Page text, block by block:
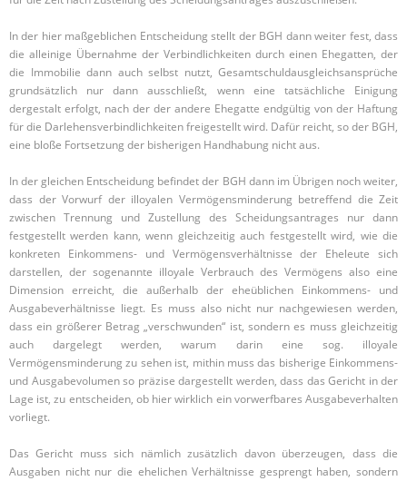
In der hier maßgeblichen Entscheidung stellt der BGH dann weiter fest, dass
die alleinige Übernahme der Verbindlichkeiten durch einen Ehegatten, der
die Immobilie dann auch selbst nutzt, Gesamtschuldausgleichsansprüche
grundsätzlich nur dann ausschließt, wenn eine tatsächliche Einigung
dergestalt erfolgt, nach der der andere Ehegatte endgültig von der Haftung
für die Darlehensverbindlichkeiten freigestellt wird. Dafür reicht, so der BGH,
eine bloße Fortsetzung der bisherigen Handhabung nicht aus.
In der gleichen Entscheidung befindet der BGH dann im Übrigen noch weiter,
dass der Vorwurf der illoyalen Vermögensminderung betreffend die Zeit
zwischen Trennung und Zustellung des Scheidungsantrages nur dann
festgestellt werden kann, wenn gleichzeitig auch festgestellt wird, wie die
konkreten Einkommens- und Vermögensverhältnisse der Eheleute sich
darstellen, der sogenannte illoyale Verbrauch des Vermögens also eine
Dimension erreicht, die außerhalb der eheüblichen Einkommens- und
Ausgabeverhältnisse liegt. Es muss also nicht nur nachgewiesen werden,
dass ein größerer Betrag „verschwunden“ ist, sondern es muss gleichzeitig
auch dargelegt werden, warum darin eine sog. illoyale
Vermögensminderung zu sehen ist, mithin muss das bisherige Einkommens-
und Ausgabevolumen so präzise dargestellt werden, dass das Gericht in der
Lage ist, zu entscheiden, ob hier wirklich ein vorwerfbares Ausgabeverhalten
vorliegt.
Das Gericht muss sich nämlich zusätzlich davon überzeugen, dass die
Ausgaben nicht nur die ehelichen Verhältnisse gesprengt haben, sondern